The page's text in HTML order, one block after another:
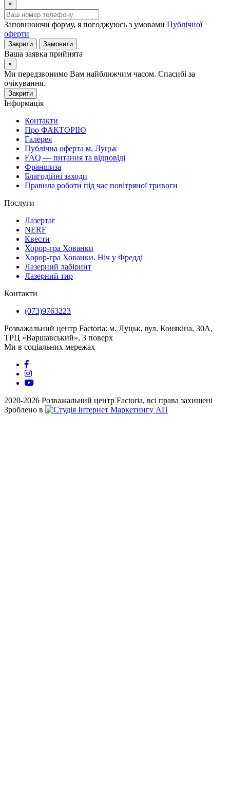
×
Заповнюючи форму, я погоджуюсь з умовами Публічної
оферти
Закрити Замовити
Ваша заявка прийнята
×
Ми передзвонимо Вам найближчим часом. Спасибі за
очікування.
Закрити
Інформація
Контакти
Про ФАКТОРІЮ
Галерея
Публічна оферта м. Луцьк
FAQ — питання та відповіді
Франшиза
Благодійні заходи
Правила роботи під час повітряної тривоги
Послуги
Лазертаг
NERF
Квести
Хорор-гра Хованки
Хорор-гра Хованки. Ніч у Фредді
Лазерний лабіринт
Лазерний тир
Контакти
(073)9763223
Розважальний центр Factoria: м. Луцьк, ​вул. Конякіна, 30А,
ТРЦ «Варшавський», 3 поверх
Ми в соціальних мережах
2020-2026 Розважальний центр Factoria, всі права захищені
Зроблено в